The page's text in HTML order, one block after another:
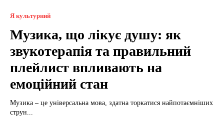
Я культурний
Музика, що лікує душу: як
звукотерапія та правильний
плейлист впливають на
емоційний стан
Музика – це універсальна мова, здатна торкатися найпотаємніших
струн...